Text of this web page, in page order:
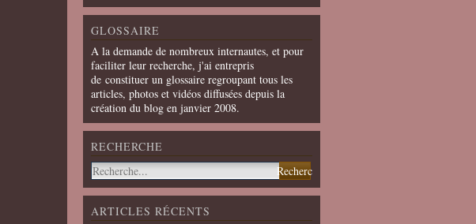
GLOSSAIRE
A la demande de nombreux internautes, et pour
faciliter leur recherche, j'ai entrepris
de constituer un glossaire regroupant tous les
articles, photos et vidéos diffusées depuis la
création du blog en janvier 2008.
RECHERCHE
ARTICLES RÉCENTS